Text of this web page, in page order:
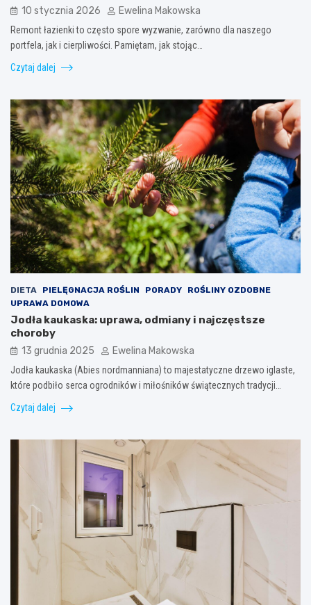
10 stycznia 2026 Ewelina Makowska
Remont łazienki to często spore wyzwanie, zarówno dla naszego
portfela, jak i cierpliwości. Pamiętam, jak stojąc…
Czytaj dalej
DIETA PIELĘGNACJA ROŚLIN PORADY
ROŚLINY OZDOBNE
UPRAWA DOMOWA
Jodła kaukaska: uprawa, odmiany i najczęstsze
choroby
13 grudnia 2025 Ewelina Makowska
Jodła kaukaska (Abies nordmanniana) to majestatyczne drzewo iglaste,
które podbiło serca ogrodników i miłośników świątecznych tradycji…
Czytaj dalej